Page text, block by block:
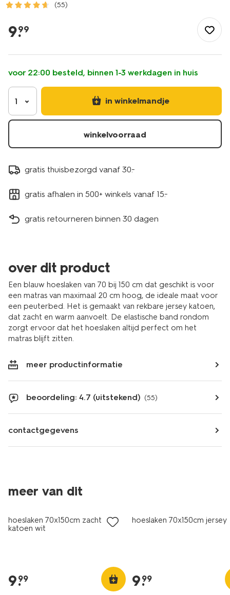
(55)
slapen/slapen/hoeslaken/hoeslaken-
70x150cm-
blauw-
5180003.html
9.
99
voor 22:00 besteld, binnen 1-3 werkdagen in huis
1 in winkelmandje
winkelvoorraad
gratis thuisbezorgd vanaf 30.-
gratis afhalen in 500+ winkels vanaf 15.-
gratis retourneren binnen 30 dagen
over dit product
Een blauw hoeslaken van 70 bij 150 cm dat geschikt is voor
een matras van maximaal 20 cm hoog, de ideale maat voor
een peuterbed. Het is gemaakt van rekbare jersey katoen,
dat zacht en warm aanvoelt. De elastische band rondom
zorgt ervoor dat het hoeslaken altijd perfect om het
matras blijft zitten.
meer productinformatie
beoordeling: 4.7 (uitstekend) (55)
contactgegevens
meer van dit
hoeslaken 70x150cm zacht
katoen wit
9.
99
hoeslaken 70x150cm jersey
9.
99